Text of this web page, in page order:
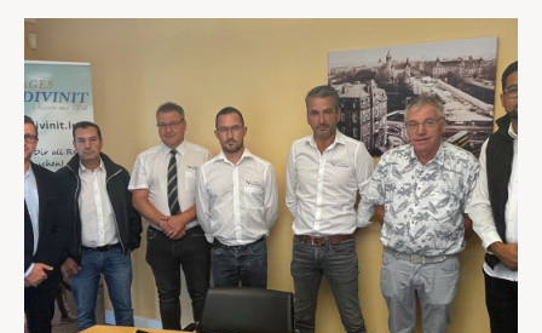
Développement professionnel
Devenir Membre
Actualités